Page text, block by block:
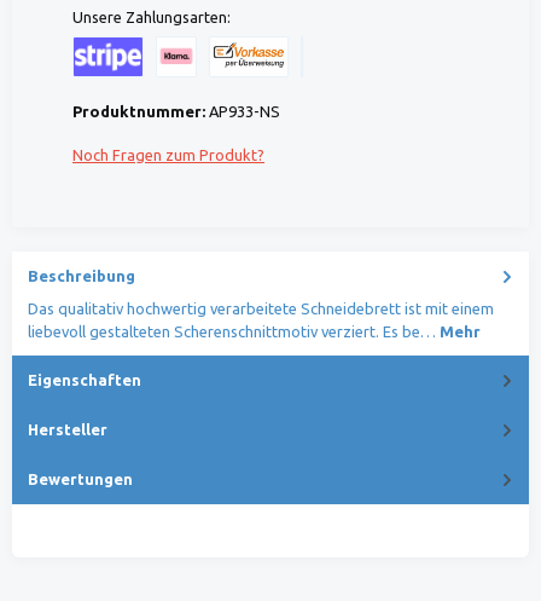
Unsere Zahlungsarten:
Produktnummer: AP933-NS
Noch Fragen zum Produkt?
Beschreibung
Das qualitativ hochwertig verarbeitete Schneidebrett ist mit einem
liebevoll gestalteten Scherenschnittmotiv verziert. Es be… Mehr
Eigenschaften
Hersteller
Bewertungen